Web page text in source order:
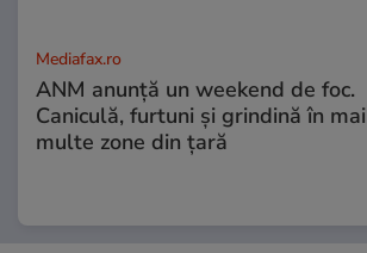
Mediafax.ro
ANM anunță un weekend de foc.
Caniculă, furtuni și grindină în mai
multe zone din țară